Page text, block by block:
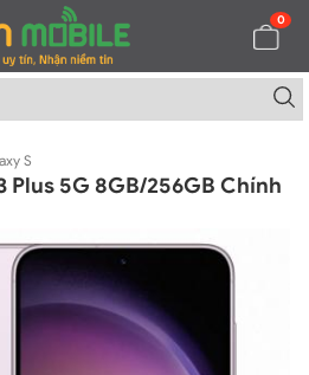
0
S
Plus 5G 8GB/256GB Chính